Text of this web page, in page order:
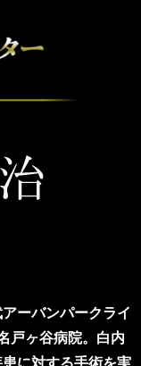
ーバンパークライ
戸ヶ谷病院。白内